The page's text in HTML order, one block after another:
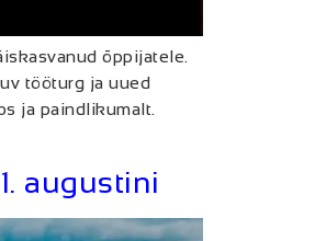
õppijatele.
tööturg ja uued
ja paindlikumalt.
augustini